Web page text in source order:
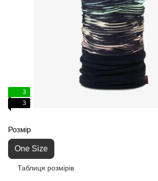
3
3
Розмір
One Size
Таблиця розмірів